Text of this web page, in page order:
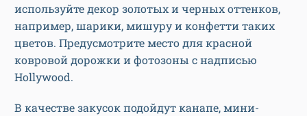
используйте декор золотых и черных оттенков,
например, шарики, мишуру и конфетти таких
цветов. Предусмотрите место для красной
ковровой дорожки и фотозоны с надписью
Hollywood.
В качестве закусок подойдут канапе, мини-